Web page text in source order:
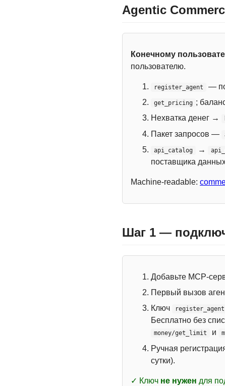
Agentic
Конечному
пользователю.
register_agent —
get_pricing ;
Нехватка денег →
Пакет запросов —
api_catalog →
поставщика
Machine-readable:
Шаг 1 —
Добавьте MCP-
Первый вызов
Ключ
register_agent
Бесплатно без
money/get_limit и
Ручная
сутки).
✓ Ключ не нужен для